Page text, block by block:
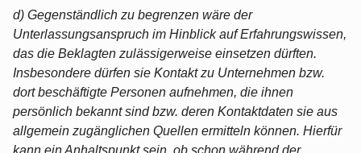
d) Gegenständlich zu begrenzen wäre der
Unterlassungsanspruch im Hinblick auf Erfahrungswissen,
das die Beklagten zulässigerweise einsetzen dürften.
Insbesondere dürfen sie Kontakt zu Unternehmen bzw.
dort beschäftigte Personen aufnehmen, die ihnen
persönlich bekannt sind bzw. deren Kontaktdaten sie aus
allgemein zugänglichen Quellen ermitteln können. Hierfür
kann ein Anhaltspunkt sein, ob schon während der